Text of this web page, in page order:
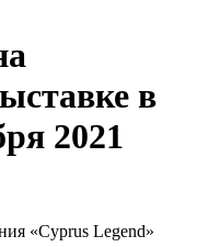
в
2021
«Cyprus Legend»